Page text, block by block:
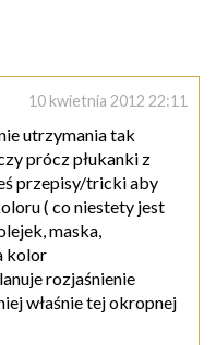
10 kwietnia 2012 22:11
utrzymania tak
prócz płukanki z
przepisy/tricki aby
( co niestety jest
maska,
kolor
rozjaśnienie
właśnie tej okropnej